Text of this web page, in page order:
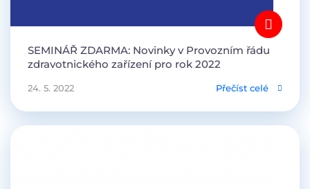
SEMINÁŘ ZDARMA: Novinky v Provozním řádu
zdravotnického zařízení pro rok 2022
24. 5. 2022 Přečíst celé